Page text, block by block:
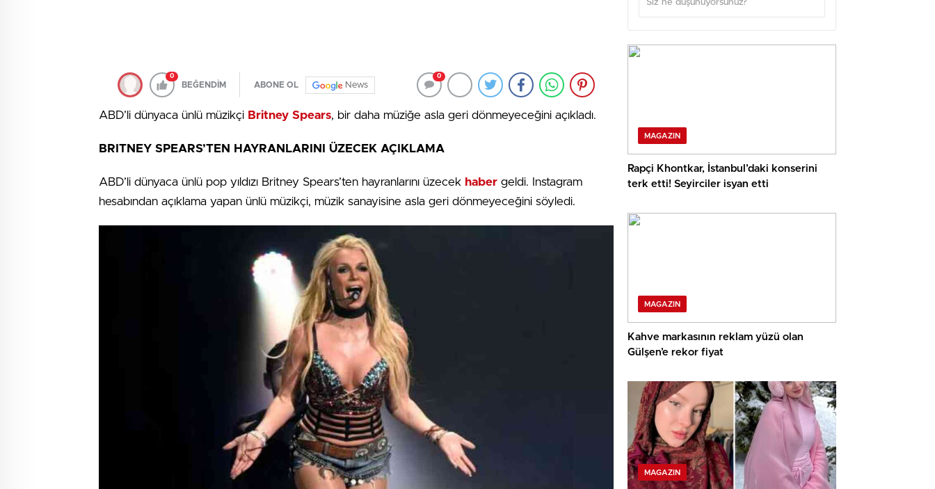
0
BEĞENDİM ABONE OL News
0
ABD’li dünyaca ünlü müzikçi Britney Spears, bir daha müziğe asla geri dönmeyeceğini açıkladı.
BRITNEY SPEARS’TEN HAYRANLARINI ÜZECEK AÇIKLAMA
ABD’li dünyaca ünlü pop yıldızı Britney Spears’ten hayranlarını üzecek haber geldi. Instagram
hesabından açıklama yapan ünlü müzikçi, müzik sanayisine asla geri dönmeyeceğini söyledi.
MAGAZIN
Rapçi Khontkar, İstanbul’daki konserini
terk etti! Seyirciler isyan etti
MAGAZIN
Kahve markasının reklam yüzü olan
Gülşen’e rekor fiyat
MAGAZIN